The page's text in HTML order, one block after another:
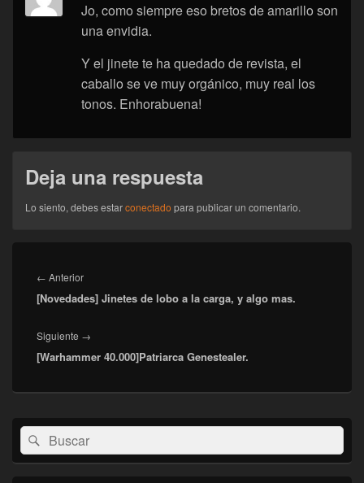
Jo, como siempre eso bretos de amarillo son
una envidia.
Y el jinete te ha quedado de revista, el
caballo se ve muy orgánico, muy real los
tonos. Enhorabuena!
Deja una respuesta
Lo siento, debes estarconectado para publicar un comentario.
de
entradas
← AnteriorEntrada
anterior:
[Novedades] Jinetes de lobo a la carga, y algo mas.
Siguiente →
siguiente:
[Warhammer 40.000]Patriarca Genestealer.
El
área
de
Buscar
por:
Buscar